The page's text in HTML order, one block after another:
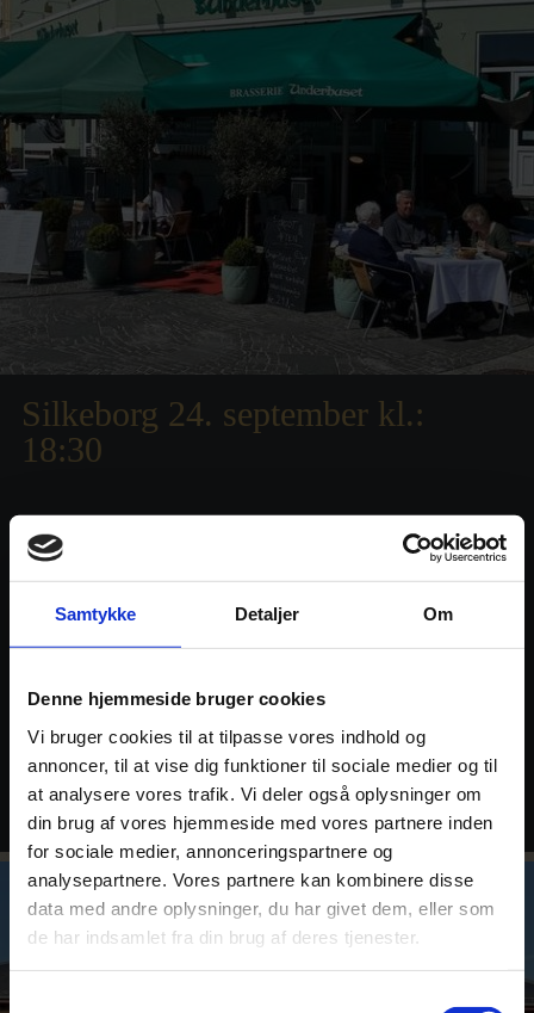
Samtykke Detaljer Om
Denne hjemmeside bruger cookies
Vi bruger cookies til at tilpasse vores indhold og
annoncer, til at vise dig funktioner til sociale medier og til
at analysere vores trafik. Vi deler også oplysninger om
din brug af vores hjemmeside med vores partnere inden
for sociale medier, annonceringspartnere og
analysepartnere. Vores partnere kan kombinere disse
data med andre oplysninger, du har givet dem, eller som
de har indsamlet fra din brug af deres tjenester.
Samtykkevalg
Silkeborg 24. september kl.:
18:30
TILMELDING – KLIK HER